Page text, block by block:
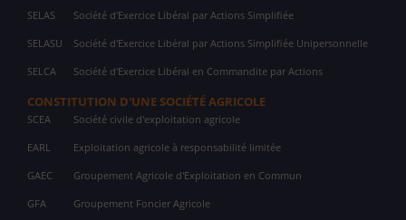
SELAS Société d'Exercice Libéral par Actions Simplifiée
SELASU Société d'Exercice Libéral par Actions Simplifiée Unipersonnelle
SELCA Société d'Exercice Libéral en Commandite par Actions
CONSTITUTION D'UNE SOCIÉTÉ AGRICOLE
SCEA Société civile d'exploitation agricole
EARL Exploitation agricole à responsabilité limitée
GAEC Groupement Agricole d'Exploitation en Commun
GFA Groupement Foncier Agricole